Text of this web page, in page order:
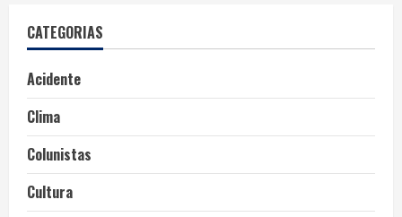
CATEGORIAS
Acidente
Clima
Colunistas
Cultura